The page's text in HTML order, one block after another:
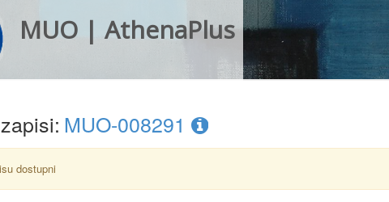
MUO | AthenaPlus
MUO-008291
dostupni